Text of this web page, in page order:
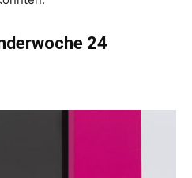
24